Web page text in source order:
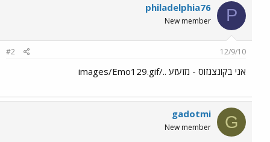
P
philadelphia76
New member
12/9/10
#2
אני בקונצנזוס - מזעזע ../images/Emo129.gif
G
gadotmi
New member